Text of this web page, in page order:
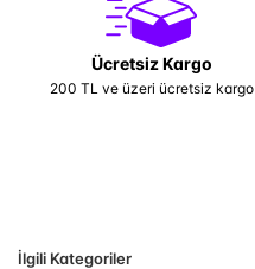
Ücretsiz Kargo
200 TL ve üzeri ücretsiz kargo
İlgili Kategoriler